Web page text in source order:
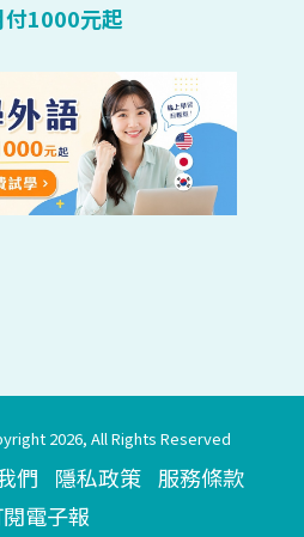
付1000元起
2026, All Rights Reserved
們 隱私政策 服務條款
電子報